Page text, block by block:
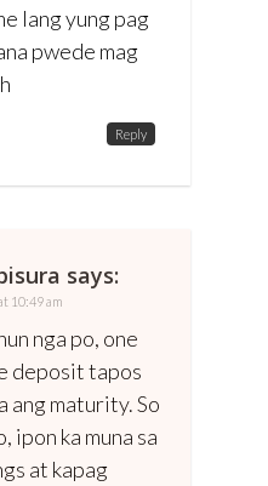
lang yung pag
pwede mag
Reply
says:
10:49 am
nga po, one
deposit tapos
ang maturity. So
ipon ka muna sa
at kapag